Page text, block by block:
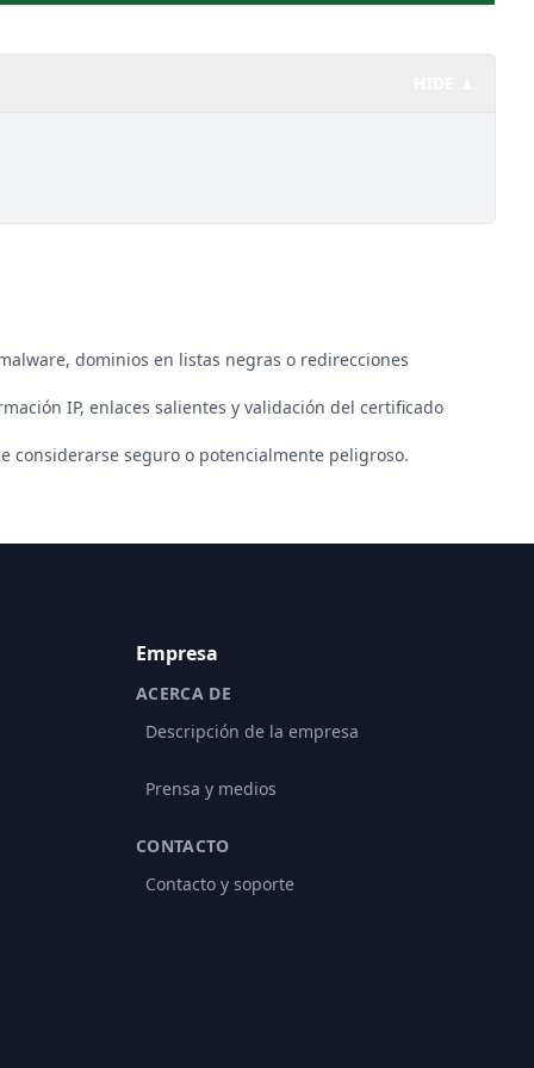
dominios en listas negras o redirecciones
IP, enlaces salientes y validación del certificado
considerarse seguro o potencialmente peligroso.
Empresa
ACERCA DE
Descripción de la empresa
Prensa y medios
CONTACTO
Contacto y soporte